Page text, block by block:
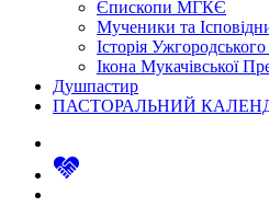
Єпископи МГКЄ
Мученики та
Історія
Ікона Мукачівської
Душпастир
ПАСТОРАЛЬНИЙ